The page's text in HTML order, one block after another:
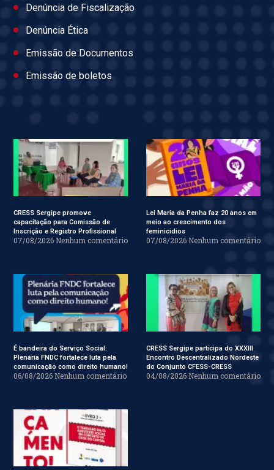
Denúncia de Fiscalização
Denúncia Ética
Emissão de Documentos
Emissão de boletos
CRESS Sergipe promove
capacitação para Comissão de
Inscrição e Registro Profissional
07/08/2026 Nenhum comentário
Lei Maria da Penha faz 20 anos em
meio ao crescimento dos
feminicídios
07/08/2026 Nenhum comentário
É bandeira do Serviço Social:
Plenária FNDC fortalece luta pela
comunicação como direito humano!
06/08/2026 Nenhum comentário
CRESS Sergipe participa do XXXIII
Encontro Descentralizado Nordeste
do Conjunto CFESS-CRESS
04/08/2026 Nenhum comentário